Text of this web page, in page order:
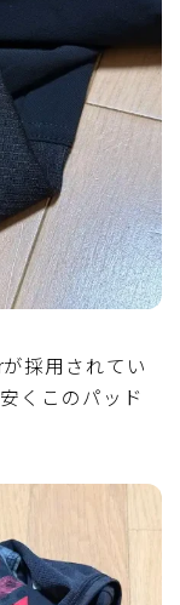
採用されてい
くこのパッド